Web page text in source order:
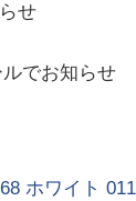
せ
でお知らせ
ホワイト